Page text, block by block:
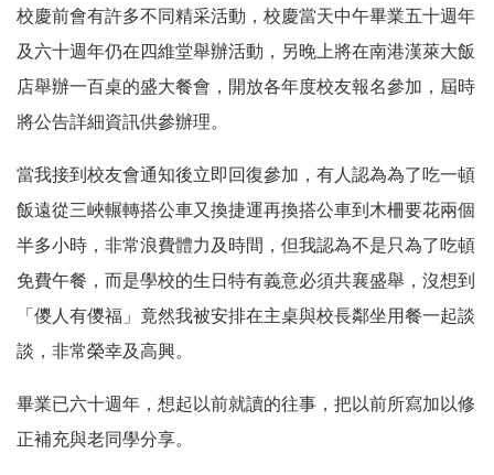
校慶前會有許多不同精采活動，校慶當天中午畢業五十週年
及六十週年仍在四維堂舉辦活動，另晚上將在南港漢萊大飯
店舉辦一百桌的盛大餐會，開放各年度校友報名參加，屆時
將公告詳細資訊供參辦理。
當我接到校友會通知後立即回復參加，有人認為為了吃一頓
飯遠從三峽輾轉搭公車又換捷運再換搭公車到木柵要花兩個
半多小時，非常浪費體力及時間，但我認為不是只為了吃頓
免費午餐，而是學校的生日特有義意必須共襄盛舉，沒想到
「儍人有儍福」竟然我被安排在主桌與校長鄰坐用餐一起談
談，非常榮幸及高興。
畢業已六十週年，想起以前就讀的往事，把以前所寫加以修
正補充與老同學分享。